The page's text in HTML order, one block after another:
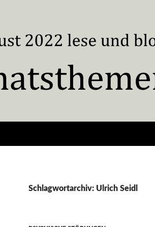
Schlagwortarchiv: Ulrich Seidl